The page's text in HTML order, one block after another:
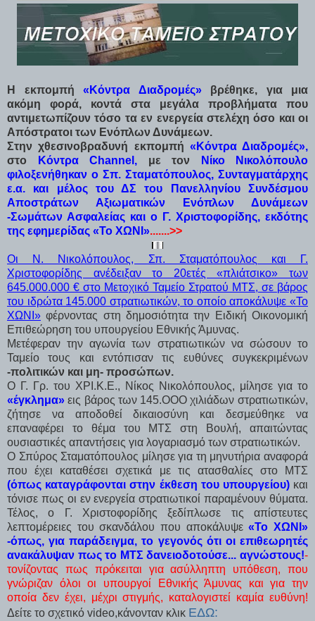
Η εκπομπή «Κόντρα Διαδρομές»βρέθηκε, για μια
ακόμη φορά, κοντά στα μεγάλα προβλήματα που
αντιμετωπίζουν τόσο τα εν ενεργεία στελέχη όσο και οι
Απόστρατοι των Ενόπλων Δυνάμεων.
Στην χθεσινοβραδυνή εκπομπή «Κόντρα Διαδρομές»,
στο
Κόντρα Channel, με τον
Νίκο Νικολόπουλο
φιλοξενήθηκαν ο Σπ. Σταματόπουλος, Συνταγματάρχης
ε.α. και μέλος του ΔΣ του Πανελληνίου Συνδέσμου
Αποστράτων Αξιωματικών Ενόπλων Δυνάμεων
-Σωμάτων Ασφαλείας και ο Γ. Χριστοφορίδης, εκδότης
της εφημερίδας «Το ΧΩΝΙ».......>>
Οι Ν. Νικολόπουλος, Σπ. Σταματόπουλος και Γ.
Χριστοφορίδης ανέδειξαν το 20ετές «πλιάτσικο» των
645.000.000 € στο Μετοχικό Ταμείο Στρατού ΜΤΣ, σε βάρος
του ιδρώτα 145.000 στρατιωτικών, το οποίο αποκάλυψε «Το
ΧΩΝΙ» φέρνοντας στη δημοσιότητα την Ειδική Οικονομική
Επιθεώρηση του υπουργείου Εθνικής Άμυνας.
Μετέφεραν την αγωνία των στρατιωτικών να σώσουν το
Ταμείο τους και εντόπισαν τις ευθύνες συγκεκριμένων
-πολιτικών και μη- προσώπων.
Ο Γ. Γρ. του ΧΡΙ.Κ.Ε., Νίκος Νικολόπουλος, μίλησε για το
«έγκλημα» εις βάρος των 145.ΟΟΟ χιλιάδων στρατιωτικών,
ζήτησε να αποδοθεί δικαιοσύνη και δεσμεύθηκε να
επαναφέρει το θέμα του ΜΤΣ στη Βουλή, απαιτώντας
ουσιαστικές απαντήσεις για λογαριασμό των στρατιωτικών.
Ο Σπύρος Σταματόπουλος μίλησε για τη μηνυτήρια αναφορά
που έχει καταθέσει σχετικά με τις ατασθαλίες στο ΜΤΣ
(όπως καταγράφονται στην έκθεση του υπουργείου) και
τόνισε πως οι εν ενεργεία στρατιωτικοί παραμένουν θύματα.
Τέλος, ο Γ. Χριστοφορίδης ξεδίπλωσε τις απίστευτες
λεπτομέρειες του σκανδάλου που αποκάλυψε«Το ΧΩΝΙ»
-όπως, για παράδειγμα, το γεγονός ότι οι επιθεωρητές
ανακάλυψαν πως το ΜΤΣ δανειοδοτούσε... αγνώστους!-
τονίζοντας πως πρόκειται για ασύλληπτη υπόθεση, που
γνώριζαν όλοι οι υπουργοί Εθνικής Άμυνας και για την
οποία δεν έχει, μέχρι στιγμής, καταλογιστεί καμία ευθύνη!
Δείτε το σχετικό video,κάνονταν κλικ ΕΔΩ: